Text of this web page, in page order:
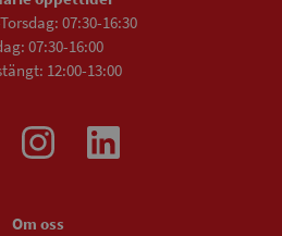
07:30-16:30
07:30-16:00
12:00-13:00
Om oss